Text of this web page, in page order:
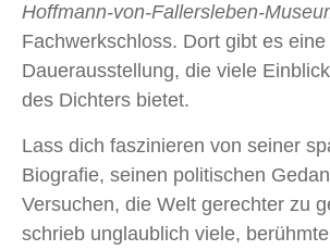
Hoffmann-von-Fallersleben-
Fachwerkschloss. Dort gibt es eine
Dauerausstellung, die viele
des Dichters bietet.
Lass dich faszinieren von seiner
Biografie, seinen politischen
Versuchen, die Welt gerechter zu
schrieb unglaublich viele,